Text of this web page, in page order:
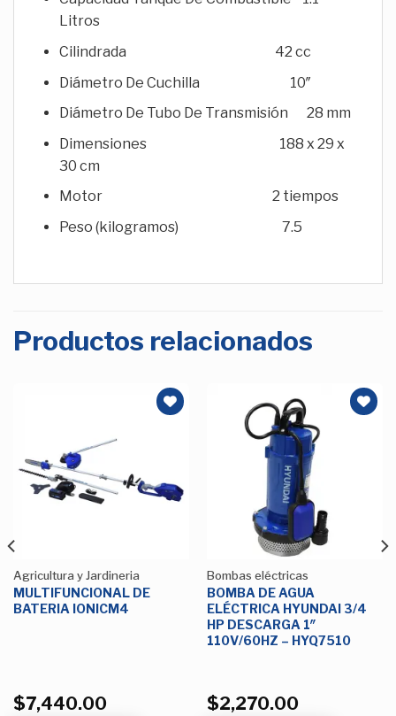
Litros
Cilindrada 42 cc
Diámetro De Cuchilla 10″
Diámetro De Tubo De Transmisión 28 mm
Dimensiones 188 x 29 x
30 cm
Motor 2 tiempos
Peso (kilogramos) 7.5
Productos relacionados
Agricultura y Jardineria
MULTIFUNCIONAL DE
BATERIA IONICM4
$7,440.00
Bombas eléctricas
BOMBA DE AGUA
ELÉCTRICA HYUNDAI 3/4
HP DESCARGA 1″
110V/60HZ – HYQ7510
$2,270.00